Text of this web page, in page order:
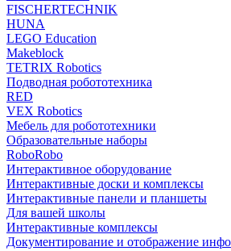
FISCHERTECHNIK
HUNA
LEGO Education
Makeblock
TETRIX Robotics
Подводная робототехника
RED
VEX Robotics
Мебель для робототехники
Образовательные наборы
RoboRobo
Интерактивное оборудование
Интерактивные доски и комплексы
Интерактивные панели и планшеты
Для вашей школы
Интерактивные комплексы
Документирование и отображение